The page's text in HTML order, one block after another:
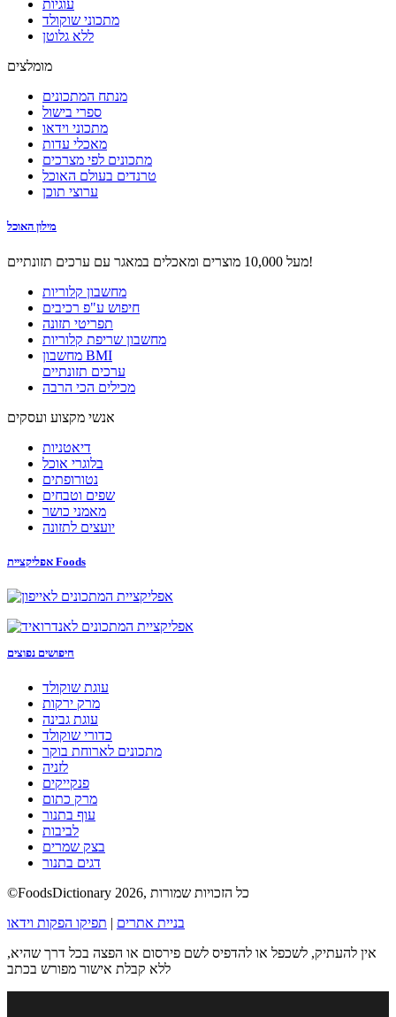
עוגיות
מתכוני שוקולד
ללא גלוטן
מומלצים
מנתח המתכונים
ספרי בישול
מתכוני וידאו
מאכלי עדות
מתכונים לפי מצרכים
טרנדים בעולם האוכל
ערוצי תוכן
מילון האוכל
מעל 10,000 מוצרים ומאכלים במאגר עם ערכים תזונתיים!
מחשבון קלוריות
חיפוש ע"פ רכיבים
תפריטי תזונה
מחשבון שריפת קלוריות
מחשבון BMI
ערכים תזונתיים
מכילים הכי הרבה
אנשי מקצוע ועסקים
דיאטניות
בלוגרי אוכל
נטורופתים
שפים וטבחים
מאמני כושר
יועצים לתזונה
אפליקציית Foods
חיפושים נפוצים
עוגת שוקולד
מרק ירקות
עוגת גבינה
כדורי שוקולד
מתכונים לארוחת בוקר
לזניה
פנקייקים
מרק כתום
עוף בתנור
לביבות
בצק שמרים
דגים בתנור
©FoodsDictionary 2026, כל הזכויות שמורות
בניית אתרים | תפיקו הפקות וידאו
אין להעתיק, לשכפל או להדפיס לשם פירסום או הפצה בכל דרך שהיא,
ללא קבלת אישור מפורש בכתב